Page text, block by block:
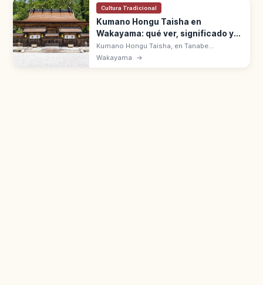
Cultura Tradicional
Kumano Hongu Taisha en
Wakayama: qué ver, significado y
acceso
Kumano Hongu Taisha, en Tanabe
(Wakayama), es el santuario central de los
Kumano Sanzan. Gran torii de Oyunohara de
Wakayama →